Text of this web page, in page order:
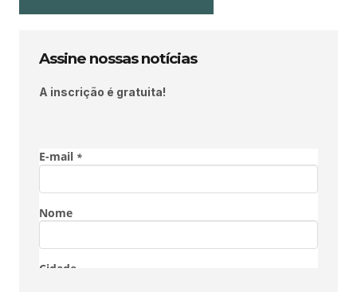
Assine nossas notícias
A inscrição é gratuita!